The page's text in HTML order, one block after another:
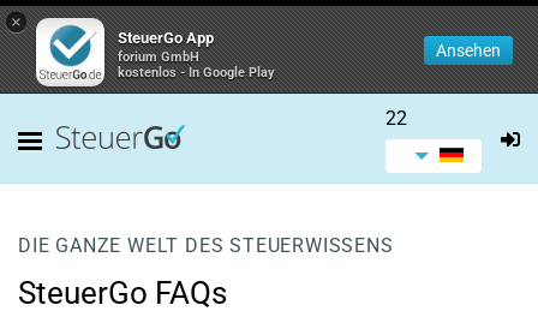
×
SteuerGo App
forium GmbH
kostenlos - In Google Play
Ansehen
22
DIE GANZE WELT DES STEUERWISSENS
SteuerGo FAQs